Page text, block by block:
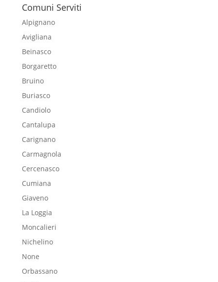
Comuni Serviti
Alpignano
Avigliana
Beinasco
Borgaretto
Bruino
Buriasco
Candiolo
Cantalupa
Carignano
Carmagnola
Cercenasco
Cumiana
Giaveno
La Loggia
Moncalieri
Nichelino
None
Orbassano